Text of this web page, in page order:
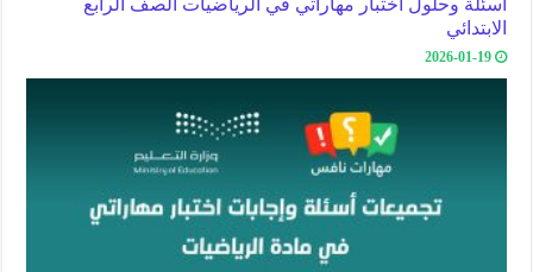
الابتدائي
2026-01-19